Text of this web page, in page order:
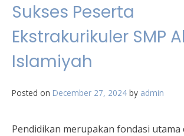
Sukses Peserta
Ekstrakurikuler SMP Al
Islamiyah
Posted on December 27, 2024 by admin
Pendidikan merupakan fondasi utama